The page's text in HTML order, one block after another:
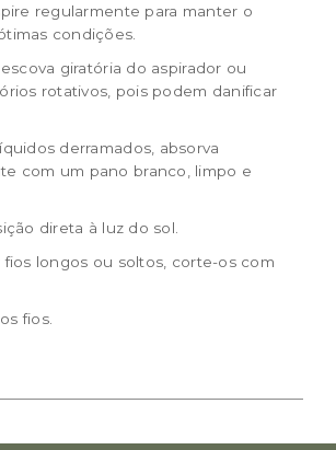
regularmente para manter o
condições.
giratória do aspirador ou
rotativos, pois podem danificar
derramados, absorva
com um pano branco, limpo e
direta à luz do sol.
fios longos ou soltos, corte-os com
fios.